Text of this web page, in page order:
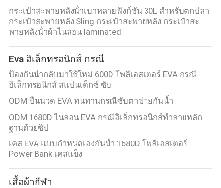
กระเป๋าสะพายหลังน้ําเบาหลายฟังก์ชัน 30L สําหรับตกปลา
กระเป๋าสะพายหลัง Sling กระเป๋าสะพายหลัง กระเป๋าสะ
พายหลังน้ําผ้าไนลอน laminated
Eva อิเล็กทรอนิกส์ กรณี
ป้องกันนำกลับมาใช้ใหม่ 600D โพลีเอสเตอร์ EVA กรณี
อิเล็กทรอนิกส์ สแปนเด็กซ์ ซับ
ODM ปืนนวด EVA ทนทานกรณีซับตาข่ายกันน้ำ
ODM 1680D ไนลอน EVA กรณีอิเล็กทรอนิกส์ทำลายหลัก
ฐานด้วยซิป
เคส EVA แบบกำหนดเองกันน้ำ 1680D โพลีเอสเตอร์
Power Bank เคสแข็ง
เสื้อผ้ากีฬา